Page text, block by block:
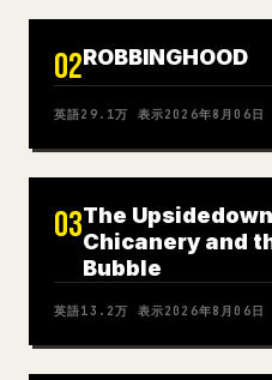
02ROBBINGHOOD
英語29.1万 表示2026年8月06日
03The
Chicanery and
Bubble
英語13.2万 表示2026年8月06日